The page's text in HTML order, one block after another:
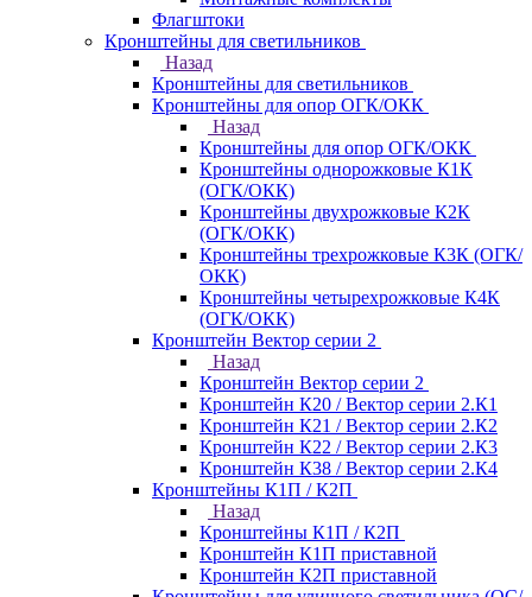
Флагштоки
Кронштейны для светильников
Назад
Кронштейны для светильников
Кронштейны для опор ОГК/ОКК
Назад
Кронштейны для опор ОГК/ОКК
Кронштейны однорожковые К1К
(ОГК/ОКК)
Кронштейны двухрожковые К2К
(ОГК/ОКК)
Кронштейны трехрожковые К3К (ОГК/
ОКК)
Кронштейны четырехрожковые К4К
(ОГК/ОКК)
Кронштейн Вектор серии 2
Назад
Кронштейн Вектор серии 2
Кронштейн К20 / Вектор серии 2.К1
Кронштейн К21 / Вектор серии 2.К2
Кронштейн К22 / Вектор серии 2.К3
Кронштейн К38 / Вектор серии 2.К4
Кронштейны К1П / К2П
Назад
Кронштейны К1П / К2П
Кронштейн К1П приставной
Кронштейн К2П приставной